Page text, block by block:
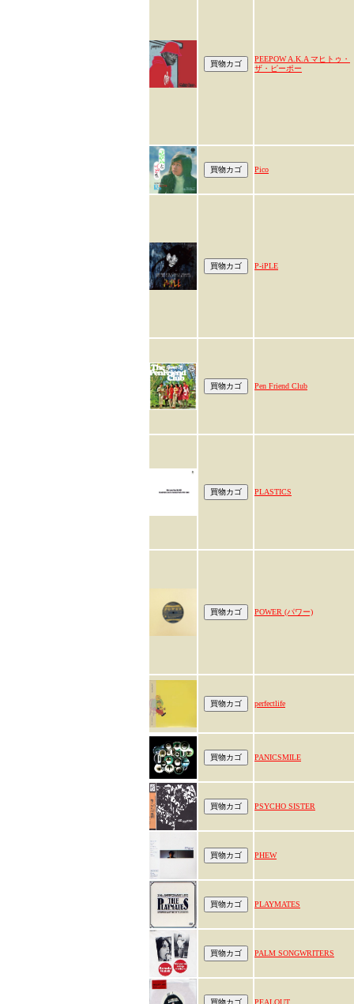
PEEPOW A.K.A マヒトゥ・
ザ・ピーポー
Pico
P-iPLE
Pen Friend Club
PLASTICS
POWER (パワー)
perfectlife
PANICSMILE
PSYCHO SISTER
PHEW
PLAYMATES
PALM SONGWRITERS
PEALOUT